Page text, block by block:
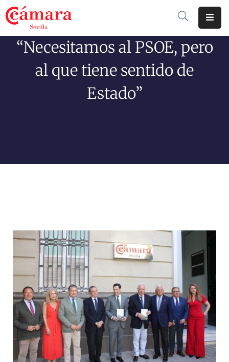
Cámara
Comercio
Programas
“Necesitamos al PSOE, pero
al que tiene sentido de
Estado”